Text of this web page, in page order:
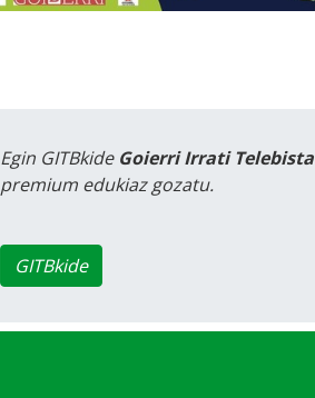
Egin GITBkide Goierri Irrati
premium edukiaz gozatu.
GITBkide